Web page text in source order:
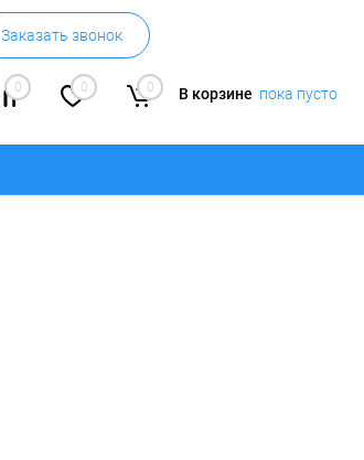
Заказать звонок
0 0 0 В корзине пока пусто